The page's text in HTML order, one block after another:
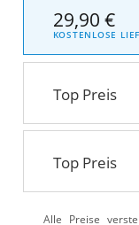
29,90 €
KOSTENLOSE
Top Preis
Top Preis
Alle Preise